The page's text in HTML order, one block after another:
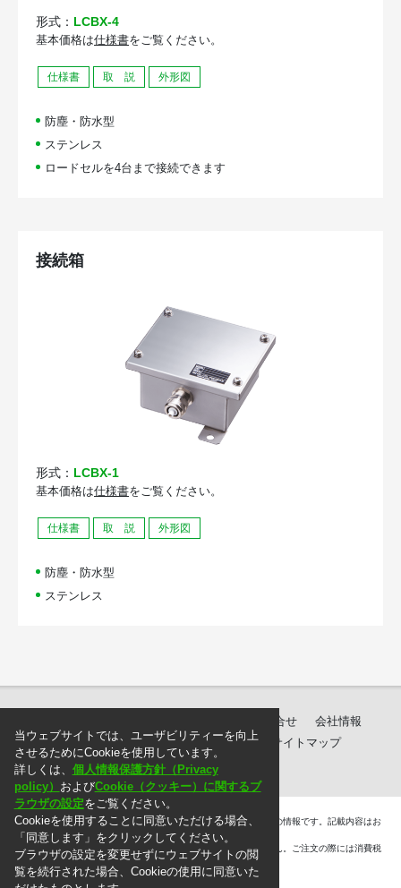
当ウェブサイトでは、ユーザビリティーを向上
させるためにCookieを使用しています。
詳しくは、 個人情報保護方針（Privacy
policy） およびCookie（クッキー）に関するブ
ラウザの設定をご覧ください。
Cookieを使用することに同意いただける場合、
「同意します」をクリックしてください。
ブラウザの設定を変更せずにウェブサイトの閲
覧を続行された場合、Cookieの使用に同意いた
形式： LCBX-4
基本価格は仕様書をご覧ください。
仕様書 取 説 外形図
防塵・防水型
ステンレス
ロードセルを4台まで接続できます
接続箱
形式： LCBX-1
基本価格は仕様書をご覧ください。
仕様書 取 説 外形図
防塵・防水型
ステンレス
サポート・お問合せ
会社情報
個人情報保護方針
ご注文に際して サイトマップ
＊. 本ウェブサイト上に掲載されている情報は、掲載した時点での情報です。記載内容はお
断りなしに変更することがありますのでご了承ください。
＊. 本ウェブサイト上の表示価格には消費税は含まれておりません。ご注文の際には消費税
を別途頂戴いたします。